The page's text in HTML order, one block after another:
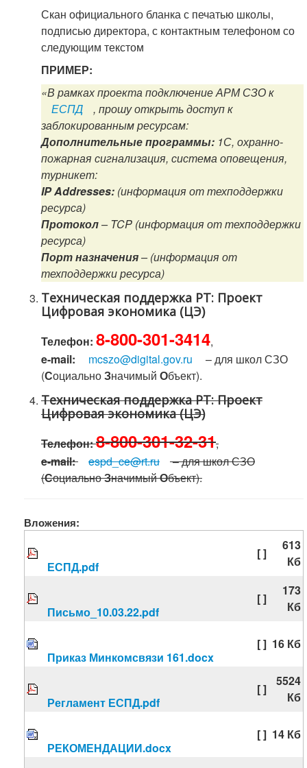
Скан официального бланка с печатью школы,
подписью директора, с контактным телефоном со
следующим текстом
ПРИМЕР:
«В рамках проекта подключение АРМ СЗО к
ЕСПД
, прошу открыть доступ к
заблокированным ресурсам:
Дополнительные программы: 1С, охранно-
пожарная сигнализация, система оповещения,
турникет:
IP Addresses: (информация от техподдержки
ресурса)
Протокол– TCP (информация от техподдержки
ресурса)
Порт назначения– (информация от
техподдержки ресурса)
Техническая поддержка РТ: Проект
Цифровая экономика (ЦЭ)
Телефон: 8-800-301-3414,
e-mail:
mcszo@digital.gov.ru
– для школ СЗО
(СоциальноЗначимый Объект).
Техническая поддержка РТ: Проект
Цифровая экономика (ЦЭ)
Телефон:8-800-301-32-31,
e-mail:
espd_ce@rt.ru
– для школ СЗО
(СоциальноЗначимыйОбъект).
Вложения:
ЕСПД.pdf
[ ]
613
Кб
Письмо_10.03.22.pdf
[ ]
173
Кб
Приказ Минкомсвязи 161.docx
[ ] 16 Кб
Регламент ЕСПД.pdf
[ ]
5524
Кб
РЕКОМЕНДАЦИИ.docx
[ ] 14 Кб